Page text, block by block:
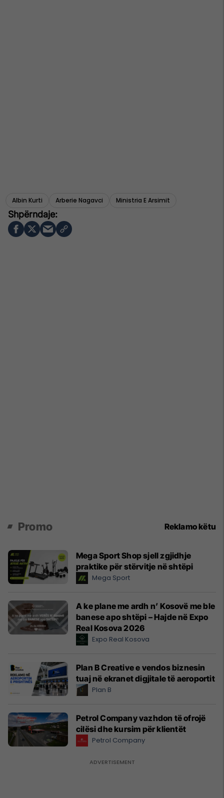
Albin Kurti Arberie Nagavci Ministria E Arsimit
Promo Reklamo këtu
Mega Sport Shop sjell zgjidhje
praktike për stërvitje në shtëpi
Mega Sport
A ke plane me ardh n’ Kosovë me ble
banese apo shtëpi – Hajde në Expo
Real Kosova 2026
Expo Real Kosova
Plan B Creative e vendos biznesin
tuaj në ekranet digjitale të aeroportit
Plan B
Petrol Company vazhdon të ofrojë
cilësi dhe kursim për klientët
Petrol Company